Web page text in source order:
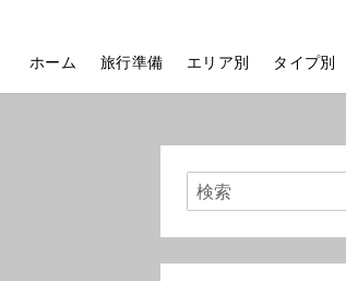
ホーム 旅行準備 エリア別 タイプ別